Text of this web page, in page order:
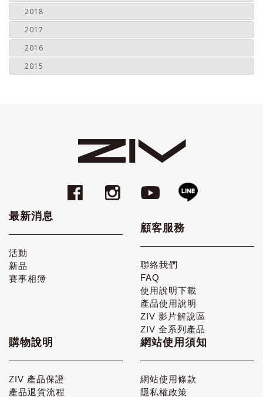
2018
2017
2016
2015
最新消息
活動
新品
賽事相簿
顧客服務
聯絡我們
FAQ
使用說明下載
產品使用說明
ZIV 影片解說區
ZIV 全系列產品
購物說明
ZIV 產品保證
產品退貨流程
網站使用須知
網站使用條款
隱私權政策